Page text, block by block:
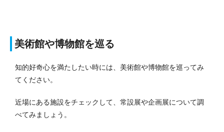
美術館や博物館を巡る
知的好奇心を満たしたい時には、美術館や博物館を巡ってみ
てください。
近場にある施設をチェックして、常設展や企画展について調
べてみましょう。